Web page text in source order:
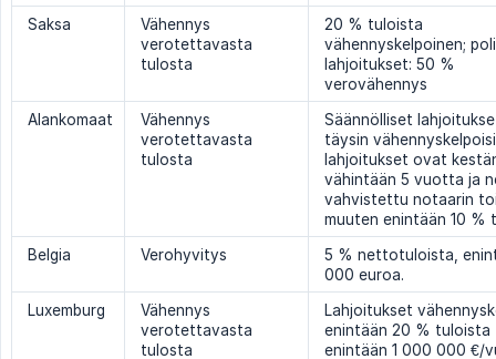
Saksa
Vähennys
verotettavasta
tulosta
20 % tuloista
vähennyskelpoinen;
lahjoitukset: 50 %
verovähennys
Alankomaat
Vähennys
verotettavasta
tulosta
Säännölliset
täysin
lahjoitukset ovat
vähintään 5 vuotta ja
vahvistettu notaarin
muuten enintään 10 %
Belgia
Verohyvitys
5 % nettotuloista,
000 euroa.
Luxemburg
Vähennys
verotettavasta
tulosta
Lahjoitukset
enintään 20 % tuloista
enintään 1 000 000 €/